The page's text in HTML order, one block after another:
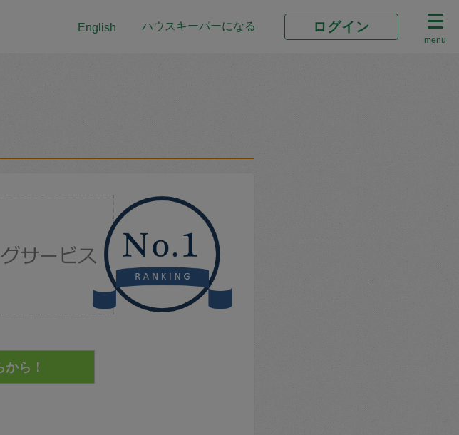
English ハウスキーパーになる ログイン
menu